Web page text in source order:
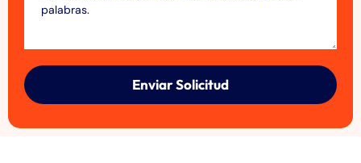
Enviar Solicitud